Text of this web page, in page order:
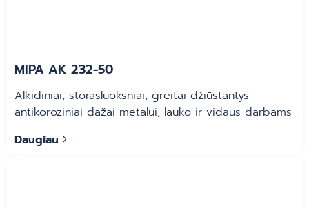
MIPA AK 232-50
Alkidiniai, storasluoksniai, greitai džiūstantys
antikoroziniai dažai metalui, lauko ir vidaus darbams
Daugiau